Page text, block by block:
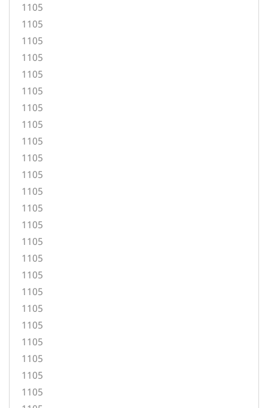
1105
1105
1105
1105
1105
1105
1105
1105
1105
1105
1105
1105
1105
1105
1105
1105
1105
1105
1105
1105
1105
1105
1105
1105